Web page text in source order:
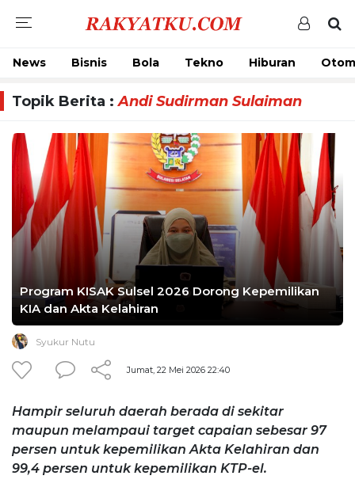
News Bisnis Bola Tekno Hiburan
Topik Berita :Andi Sudirman Sulaiman
Program KISAK Sulsel 2026 Dorong Kepemilikan
KIA dan Akta Kelahiran
Syukur Nutu
Jumat, 22 Mei 2026 22:40
Hampir seluruh daerah berada di sekitar
maupun melampaui target capaian sebesar 97
persen untuk kepemilikan Akta Kelahiran dan
99,4 persen untuk kepemilikan KTP-el.